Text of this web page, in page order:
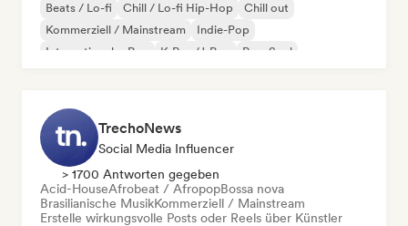
Beats / Lo-fi Chill / Lo-fi Hip-Hop
Chill out
Kommerziell / Mainstream
Indie-Pop
Internationaler Pop
K-Pop/J-Pop Pop-Soul
TrechoNews
Social Media Influencer
> 1700 Antworten gegeben
Acid-HouseAfrobeat / AfropopBossa nova
Brasilianische MusikKommerziell / Mainstream
Erstelle wirkungsvolle Posts oder Reels über Künstler